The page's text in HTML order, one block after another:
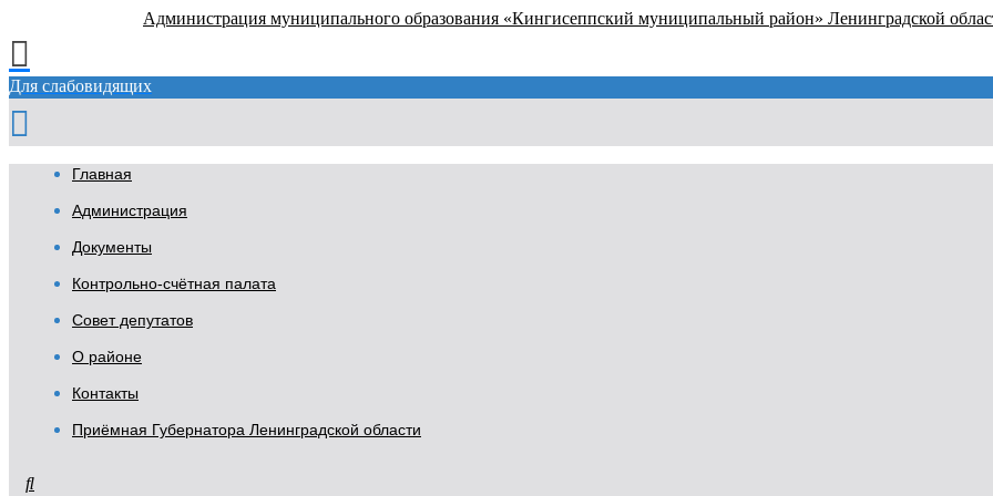
Администрация муниципального образования «Кингисеппский муниципальный район» Ленинградской
Для слабовидящих
Главная
Администрация
Документы
Контрольно-счётная палата
Совет депутатов
О районе
Контакты
Приёмная Губернатора Ленинградской области